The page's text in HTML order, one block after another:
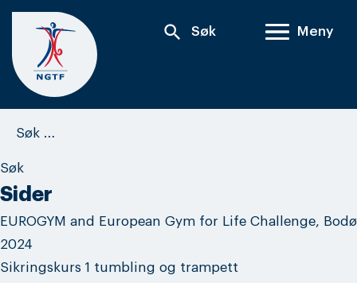
Skip
content
search Søk Meny
etter:
Sider
EUROGYM and European Gym for Life Challenge, Bodø
2024
Sikringskurs 1 tumbling og trampett